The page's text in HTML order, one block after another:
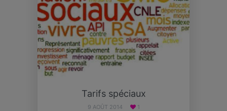
Tarifs spéciaux
9 AOÛT 2014 1